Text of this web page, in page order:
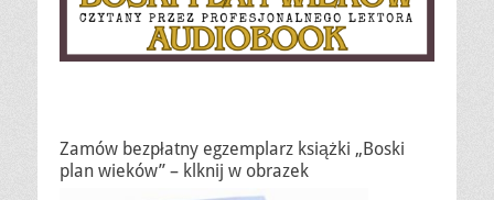
Zamów bezpłatny egzemplarz książki „Boski
plan wieków” – klknij w obrazek